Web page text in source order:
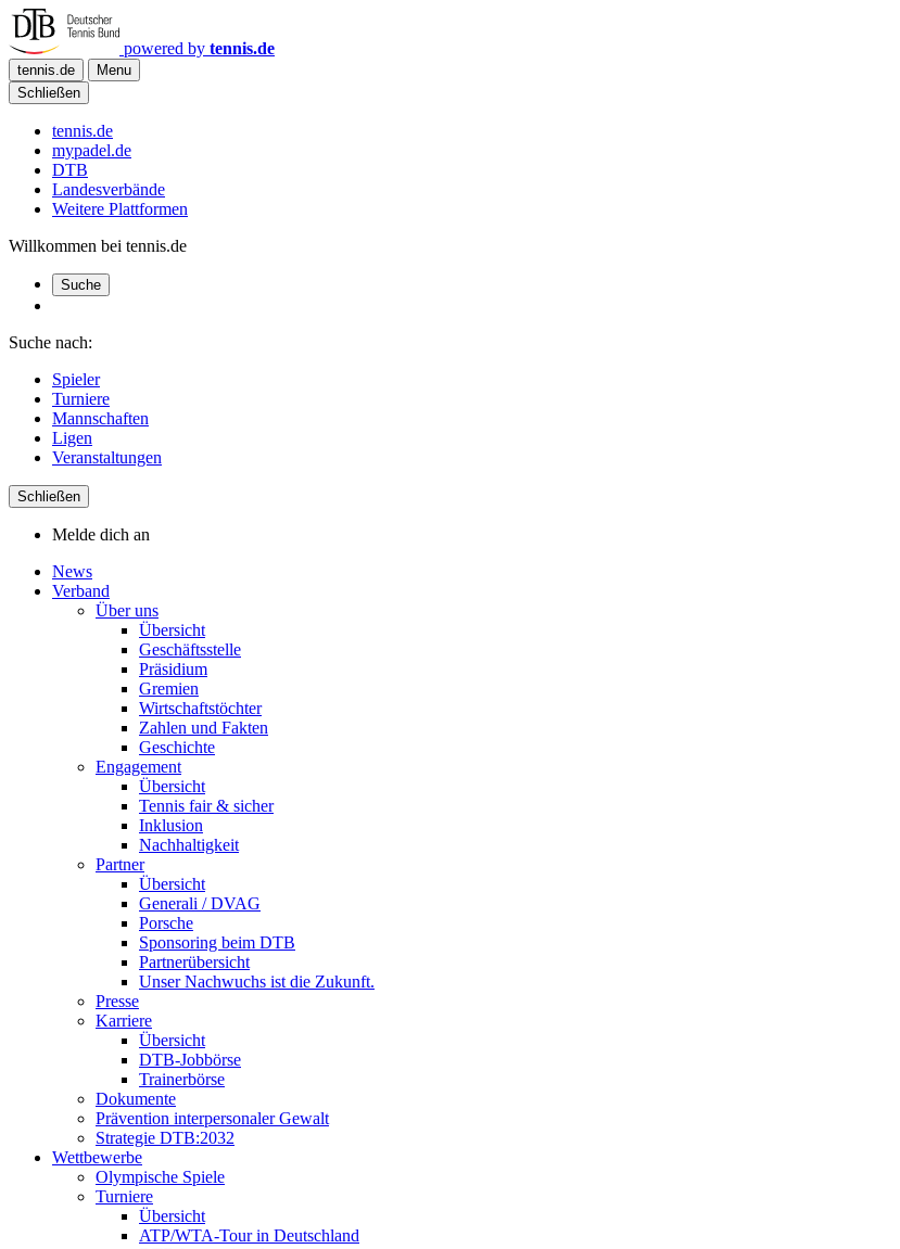
powered by tennis.de
tennis.de
Menu
Schließen
tennis.de
mypadel.de
DTB
Landesverbände
Weitere Plattformen
Willkommen bei tennis.de
Suche
Suche nach:
Spieler
Turniere
Mannschaften
Ligen
Veranstaltungen
Schließen
Melde dich an
News
Verband
Über uns
Übersicht
Geschäftsstelle
Präsidium
Gremien
Wirtschaftstöchter
Zahlen und Fakten
Geschichte
Engagement
Übersicht
Tennis fair & sicher
Inklusion
Nachhaltigkeit
Partner
Übersicht
Generali / DVAG
Porsche
Sponsoring beim DTB
Partnerübersicht
Unser Nachwuchs ist die Zukunft.
Presse
Karriere
Übersicht
DTB-Jobbörse
Trainerbörse
Dokumente
Prävention interpersonaler Gewalt
Strategie DTB:2032
Wettbewerbe
Olympische Spiele
Turniere
Übersicht
ATP/WTA-Tour in Deutschland